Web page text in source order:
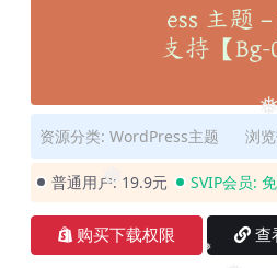
❅
❅
资源分类: WordPress主题 浏
普通用户: 19.9元 SVIP会员:
购买下载权限 查